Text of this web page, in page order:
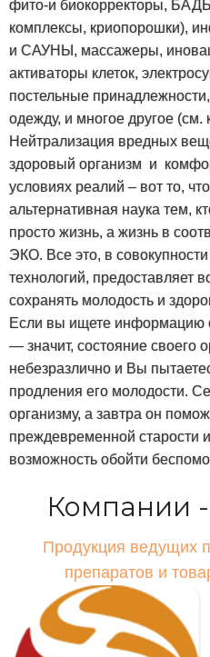
фито-и биокорректоры,
комплексы, криопорошки),
и САУНЫ, массажеры,
активаторы клеток,
постельные
одежду, и многое другое (см.
Нейтрализация вредных
здоровый организм и
условиях реалий – вот то,
альтернативная наука тем,
просто жизнь, а жизнь в
ЭКО. Все это, в
технологий, предоставляет
сохранять молодость и
Если вы ищете информацию
— значит, состояние своего
небезразлично и Вы
продления его молодости.
организму, а завтра он
преждевременной старости
возможность обойти
Компании
Продукция ведущих
препаратов и